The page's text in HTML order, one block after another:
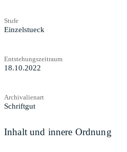
Stufe
Einzelstueck
Entstehungszeitraum
18.10.2022
Archivalienart
Schriftgut
Inhalt und innere Ordnung